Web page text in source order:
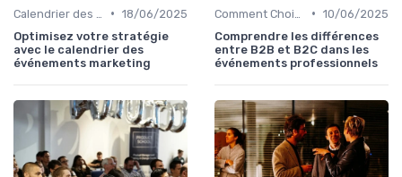
• 18/06/2025
Optimisez votre stratégie
avec le calendrier des
événements marketing
• 10/06/2025
Comprendre les différences
entre B2B et B2C dans les
événements professionnels